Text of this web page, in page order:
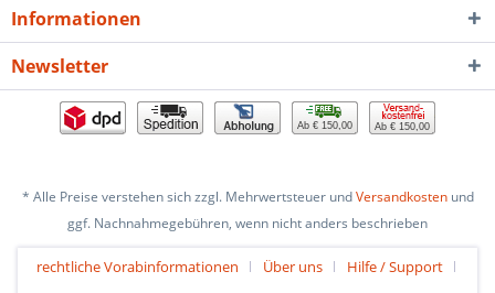
Informationen
Newsletter
Ab € 150,00 Ab € 150,00
* Alle Preise verstehen sich zzgl. Mehrwertsteuer undVersandkostenund
ggf. Nachnahmegebühren, wenn nicht anders beschrieben
rechtliche Vorabinformationen Über uns
Hilfe / Support